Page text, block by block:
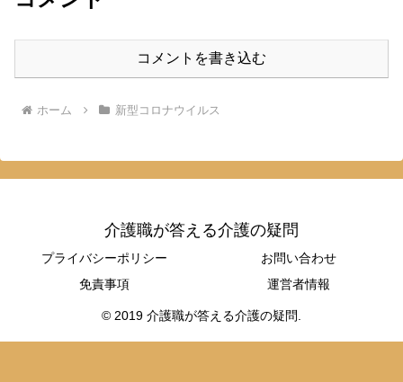
コメントを書き込む
ホーム 新型コロナウイルス
介護職が答える介護の疑問
プライバシーポリシー
お問い合わせ
免責事項
運営者情報
© 2019 介護職が答える介護の疑問.